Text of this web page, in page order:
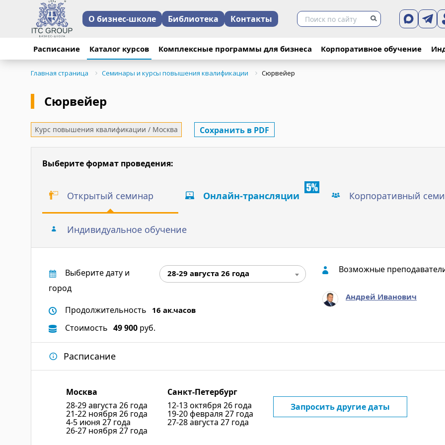
О бизнес-школе Библиотека Контакты
Расписание Каталог курсов Комплексные программы для бизнеса Корпоративное обучение
Главная страница Семинары и курсы повышения квалификации Сюрвейер
Сюрвейер
Курс повышения квалификации / Москва Сохранить в PDF
Выберите формат проведения:
Открытый семинар Онлайн-трансляции Корпоративный
Индивидуальное обучение
Выберите дату и
город
28-29 августа 26 года
Продолжительность 16 ак.часов
Стоимость 49 900 руб.
Возможные
Андрей Иванович
Расписание
Москва
28-29 августа 26 года
21-22 ноября 26 года
4-5 июня 27 года
26-27 ноября 27 года
Санкт-Петербург
12-13 октября 26 года
19-20 февраля 27 года
27-28 августа 27 года
Запросить другие даты